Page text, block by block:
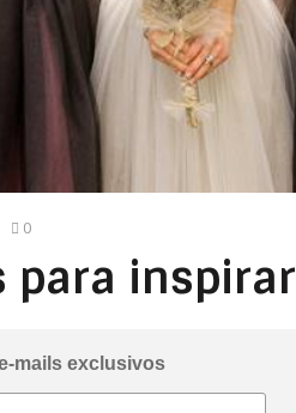
0
para inspirar
mails exclusivos